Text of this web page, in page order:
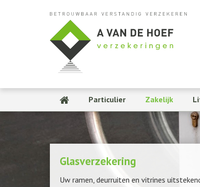
Particulier Zakelijk
Glasverzekering
Uw ramen, deurruiten en vitrines